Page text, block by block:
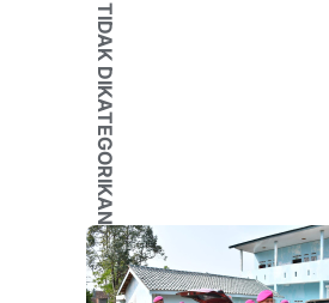
TIDAK DIKATEGORIKAN